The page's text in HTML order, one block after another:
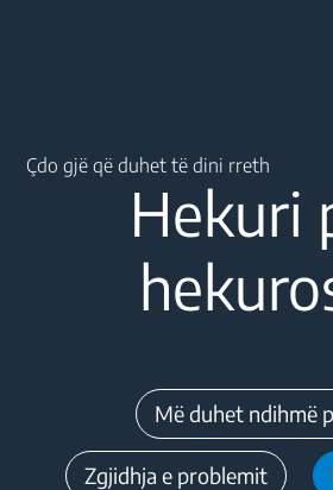
Çdo gjë që duhet të dini rreth
Hekuri
Më duhet ndihmë
Zgjidhja e problemit